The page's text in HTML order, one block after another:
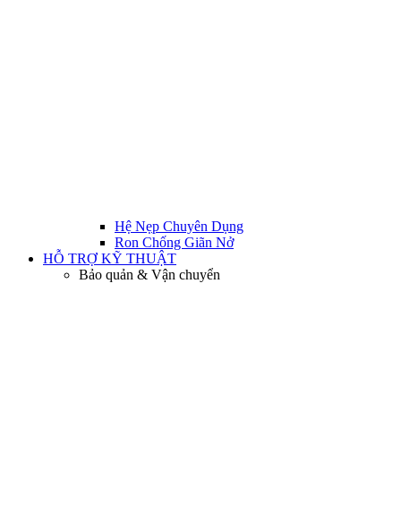
Hệ Nẹp Chuyên Dụng
Ron Chống Giãn Nở
HỖ TRỢ KỸ THUẬT
Bảo quản & Vận chuyển